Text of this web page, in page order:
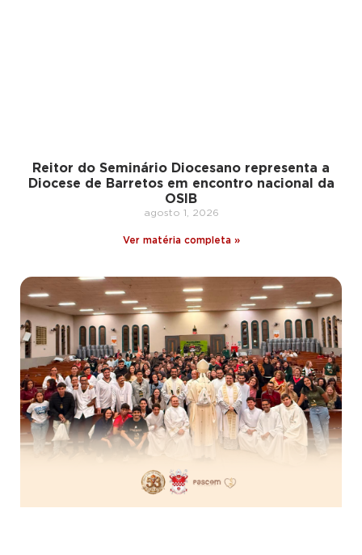
Reitor do Seminário Diocesano representa a
Diocese de Barretos em encontro nacional da
OSIB
agosto 1, 2026
Ver matéria completa »